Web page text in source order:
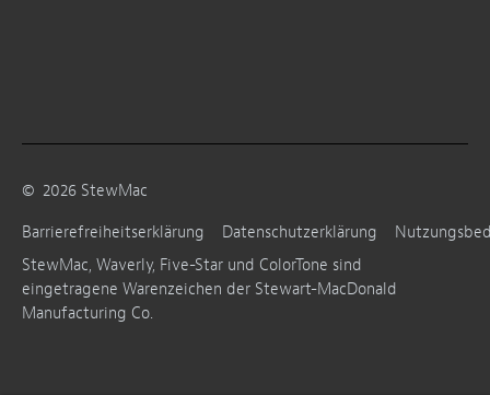
© 2026 StewMac
Barrierefreiheitserklärung
Datenschutzerklärung
StewMac, Waverly, Five-Star und ColorTone sind
eingetragene Warenzeichen der Stewart-MacDonald
Manufacturing Co.